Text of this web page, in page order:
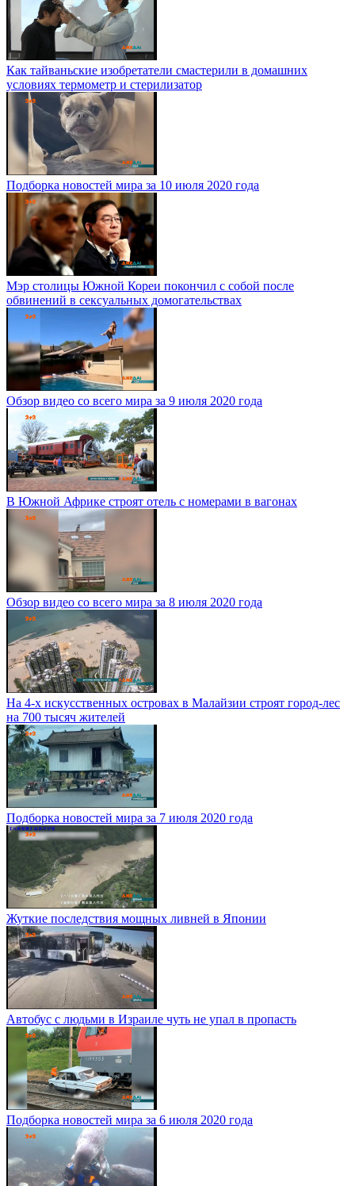
Как тайваньские изобретатели смастерили в домашних
условиях термометр и стерилизатор
Подборка новостей мира за 10 июля 2020 года
Мэр столицы Южной Кореи покончил с собой после
обвинений в сексуальных домогательствах
Обзор видео со всего мира за 9 июля 2020 года
В Южной Африке строят отель с номерами в вагонах
Обзор видео со всего мира за 8 июля 2020 года
На 4-х искусственных островах в Малайзии строят город-лес
на 700 тысяч жителей
Подборка новостей мира за 7 июля 2020 года
Жуткие последствия мощных ливней в Японии
Автобус с людьми в Израиле чуть не упал в пропасть
Подборка новостей мира за 6 июля 2020 года